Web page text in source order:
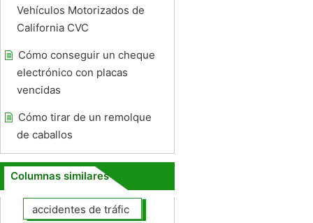
Vehículos Motorizados de
California CVC
Cómo conseguir un cheque
electrónico con placas
vencidas
Cómo tirar de un remolque
de caballos
Columnas similares
accidentes de tráfico